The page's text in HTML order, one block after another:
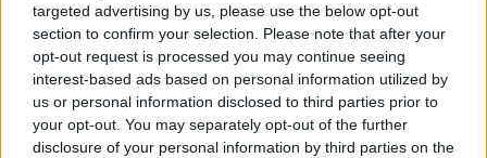
targeted advertising by us, please use the below opt-out
section to confirm your selection. Please note that after your
opt-out request is processed you may continue seeing
interest-based ads based on personal information utilized by
us or personal information disclosed to third parties prior to
your opt-out. You may separately opt-out of the further
disclosure of your personal information by third parties on the